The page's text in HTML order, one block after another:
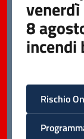
venerdì
8
incendi
Rischio